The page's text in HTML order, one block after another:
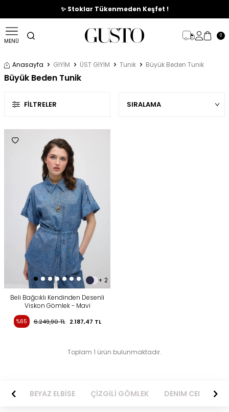
🎉%70'e Varan Büyük Yaz İndirim Başladı !
✨ Stoklar Tükenmeden Keşfet !
MENÜ
0
Anasayfa GİYİM ÜST GİYİM Tunik Büyük Beden Tunik
Büyük Beden Tunik
FILTRELER
+ 2
Beli Bağcıklı Kendinden Desenli
Viskon Gömlek - Mavi
%65 6.249,90TL 2.187,47 TL
Toplam 1 ürün bulunmaktadır.
BEYAZ ELBİSE ÇİZGİLİ GÖMLEK DENIM CEKET